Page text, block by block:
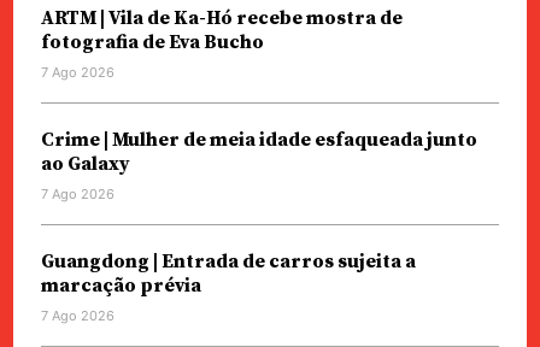
ARTM | Vila de Ka-Hó recebe mostra de
fotografia de Eva Bucho
7 Ago 2026
Crime | Mulher de meia idade esfaqueada junto
ao Galaxy
7 Ago 2026
Guangdong | Entrada de carros sujeita a
marcação prévia
7 Ago 2026